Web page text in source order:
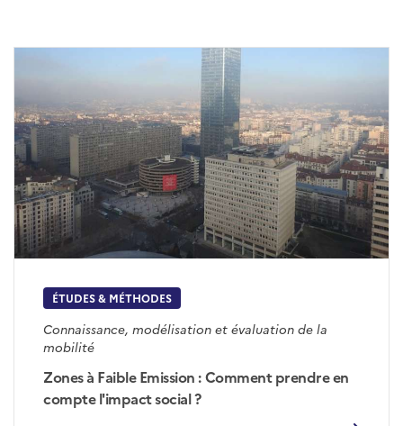
ÉTUDES & MÉTHODES
Connaissance, modélisation et évaluation de la
mobilité
Zones à Faible Emission : Comment prendre en
compte l'impact social ?